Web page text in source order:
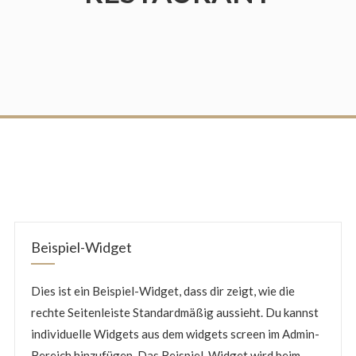
Beispiel-Widget
Dies ist ein Beispiel-Widget, dass dir zeigt, wie die
rechte Seitenleiste Standardmäßig aussieht. Du kannst
individuelle Widgets aus dem widgets screen im Admin-